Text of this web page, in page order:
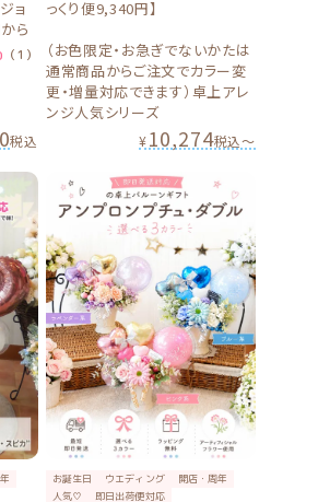
ョ
ら
（1）
税込
っくり便9,340円】
（お色限定・お急ぎでないかたは
通常商品からご注文でカラー変
更・増量対応できます）卓上アレ
ンジ人気シリーズ
¥10,274税込〜
お誕生日 ウエディング
開店・周年
人気♡
即日出荷便対応